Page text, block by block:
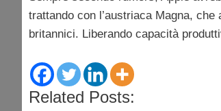
trattando con l’austriaca Magna,
britannici. Liberando capacità
Related Posts: